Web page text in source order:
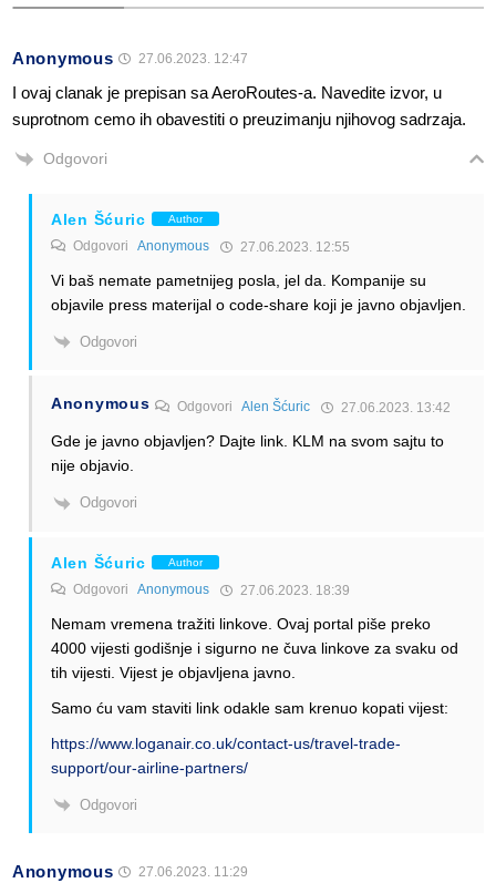
Anonymous 27.06.2023. 12:47
I ovaj clanak je prepisan sa AeroRoutes-a. Navedite izvor, u
suprotnom cemo ih obavestiti o preuzimanju njihovog sadrzaja.
Odgovori
Alen Šćuric Author
Odgovori Anonymous 27.06.2023. 12:55
Vi baš nemate pametnijeg posla, jel da. Kompanije su
objavile press materijal o code-share koji je javno objavljen.
Odgovori
Anonymous OdgovoriAlen Šćuric 27.06.2023. 13:42
Gde je javno objavljen? Dajte link. KLM na svom sajtu to
nije objavio.
Odgovori
Alen Šćuric Author
Odgovori Anonymous 27.06.2023. 18:39
Nemam vremena tražiti linkove. Ovaj portal piše preko
4000 vijesti godišnje i sigurno ne čuva linkove za svaku od
tih vijesti. Vijest je objavljena javno.
Samo ću vam staviti link odakle sam krenuo kopati vijest:
https://www.loganair.co.uk/contact-us/travel-trade-
support/our-airline-partners/
Odgovori
Anonymous 27.06.2023. 11:29